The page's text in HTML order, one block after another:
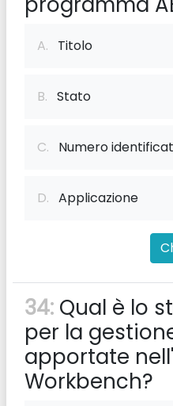
A. Titolo
B. Stato
C. Numero
D. Applicazione
34: Qual è lo
per la
apportate
Workbench?